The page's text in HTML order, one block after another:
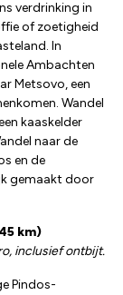
verdrinking in
of zoetigheid
In
Ambachten
Metsovo, een
Wandel
kaaskelder
naar de
en de
gemaakt door
km)
inclusief ontbijt.
Pindos-